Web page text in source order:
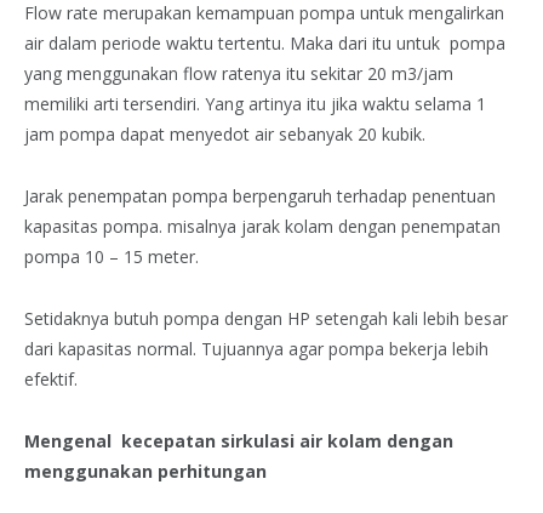
Flow rate merupakan kemampuan pompa untuk mengalirkan
air dalam periode waktu tertentu. Maka dari itu untuk pompa
yang menggunakan flow ratenya itu sekitar 20 m3/jam
memiliki arti tersendiri. Yang artinya itu jika waktu selama 1
jam pompa dapat menyedot air sebanyak 20 kubik.
Jarak penempatan pompa berpengaruh terhadap penentuan
kapasitas pompa. misalnya jarak kolam dengan penempatan
pompa 10 – 15 meter.
Setidaknya butuh pompa dengan HP setengah kali lebih besar
dari kapasitas normal. Tujuannya agar pompa bekerja lebih
efektif.
Mengenal kecepatan sirkulasi air kolam dengan
menggunakan perhitungan